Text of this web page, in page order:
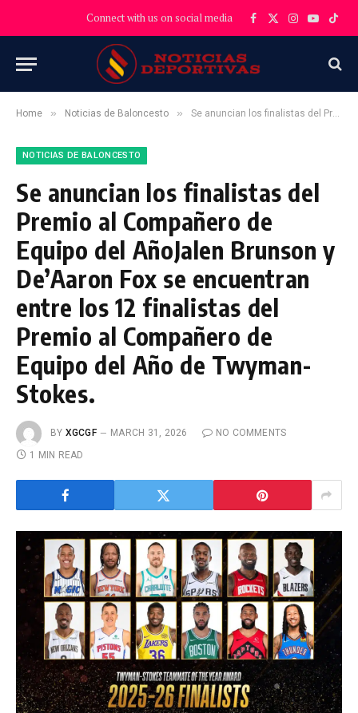
Connect with us on social media Facebook
X
Instagram
YouTube
Home » Noticias de Baloncesto » Se anuncian los finalistas del Premio al Compañero de Equipo del AñoJalen Brunson y De’Aaron Fox se encuentran entre los 12 finalistas del Premio al Compañero de Equipo del Año de Twyman-Stokes.
NOTICIAS DE BALONCESTO
Se anuncian los finalistas del
Premio al Compañero de
Equipo del AñoJalen Brunson y
De’Aaron Fox se encuentran
entre los 12 finalistas del
Premio al Compañero de
Equipo del Año de Twyman-
Stokes.
BY XGCGF MARCH 31, 2026
NO COMMENTS
1 MIN READ